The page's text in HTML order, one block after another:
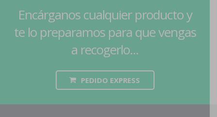
Encárganos cualquier producto y
te lo preparamos para que vengas
a recogerlo...
PEDIDO EXPRESS